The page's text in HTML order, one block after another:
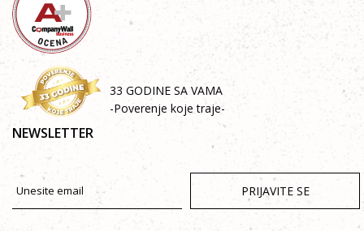
33 GODINE SA VAMA
-Poverenje koje traje-
NEWSLETTER
PRIJAVITE SE